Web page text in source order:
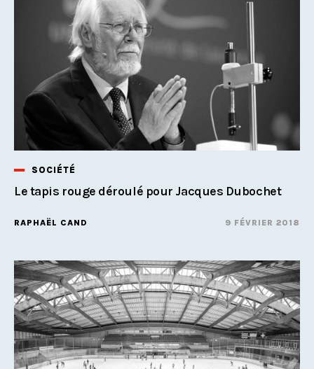
SOCIÉTÉ
Le tapis rouge déroulé pour Jacques Dubochet
RAPHAËL CAND 9 FÉVRIER 2018